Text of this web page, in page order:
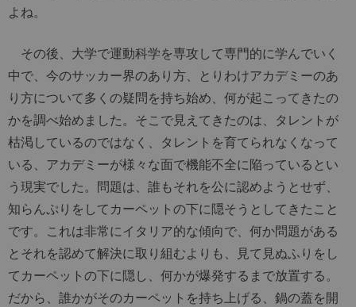
よね。
その後、大学で運動科学を専攻して専門的に学んでいく
中で、今のサッカー界のあり方、とりわけアカデミーのあ
り方について多くの疑問を持ち始め、何が起こってきたの
かを調べ始めました。そこで見えてきたのは、タレントが
枯渇しているのではなく、タレントを育てられなくなって
いる、アカデミーが様々な面で機能不全に陥っているとい
う現実でした。問題は、誰もそれを公に認めようとせず、
知らんぷりをしてカーペットの下に隠そうとしてきたこと
です。これは非常にイタリア的な傾向で、何か問題がある
とそれを認めて解決に取り組むよりも、見て見ぬふりをし
てカーペットの下に隠し、何かが爆発するまで放置する。
だから、誰かがそのカーペットを持ち上げる、鍋の蓋を開